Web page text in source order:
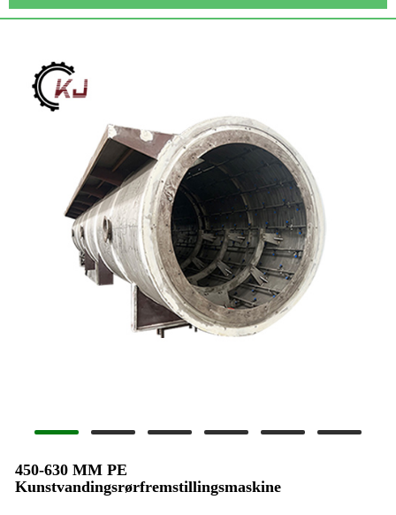
450-630 MM PE
Kunstvandingsrørfremstillingsmaskine